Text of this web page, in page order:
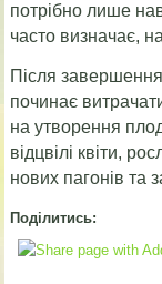
потрібно лише
часто визначає,
Після
починає
на утворення
відцвілі квіти,
нових пагонів та
Поділитись: